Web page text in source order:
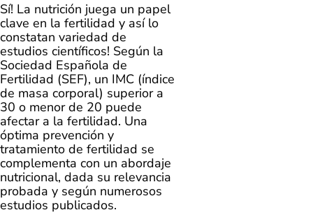
Sí! La nutrición juega un papel
clave en la fertilidad y así lo
constatan variedad de
estudios científicos! Según la
Sociedad Española de
Fertilidad (SEF), un IMC (índice
de masa corporal) superior a
30 o menor de 20 puede
afectar a la fertilidad. Una
óptima prevención y
tratamiento de fertilidad se
complementa con un abordaje
nutricional, dada su relevancia
probada y según numerosos
estudios publicados.